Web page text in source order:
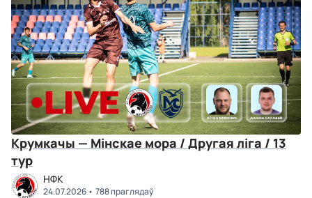
Крумкачы — Мінскае мора / Другая ліга / 13
тур
НФК
24.07.2026 788 праглядаў